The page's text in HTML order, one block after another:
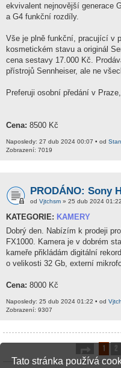
Tato stránka používá
ekvivalent nejnovější generace
a G4 funkční rozdíly.
Vše je plně funkční, pracující v
kosmetickém stavu a originál
cena sestavy 17.000 Kč.
přístrojů Sennheiser, ale ne
Preferuji osobní předání v
Cena: 8500 Kč
Naposledy: 27 dub 2024 00:07 • od
Zobrazení: 7019
PRODÁNO: Sony
od Vjtchsm » 25 dub 2024 01:22
KATEGORIE: KAMERY
Dobrý den. Nabízím k prodeji
FX1000. Kamera je v dobrém
kameře přikládám digitální
o velikosti 32 Gb, externí
Cena: 8000 Kč
Naposledy: 25 dub 2024 01:22 • od
Zobrazení: 9307
Stránka 1z
1 2